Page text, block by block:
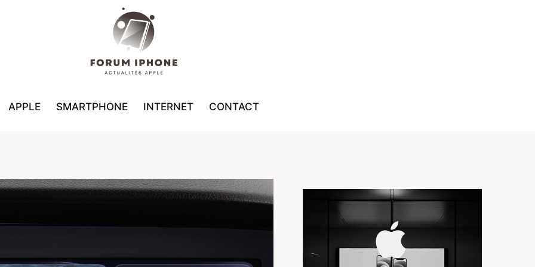
APPLE SMARTPHONE INTERNET CONTACT